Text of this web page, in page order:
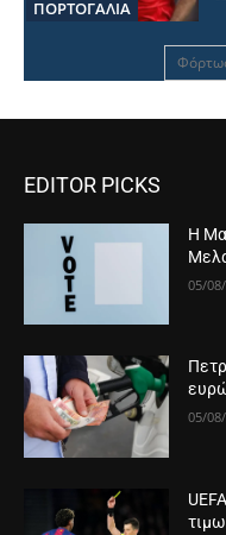
ΠΟΡΤΟΓΑΛΙΑ
EDITOR PICKS
Η
05/
05/